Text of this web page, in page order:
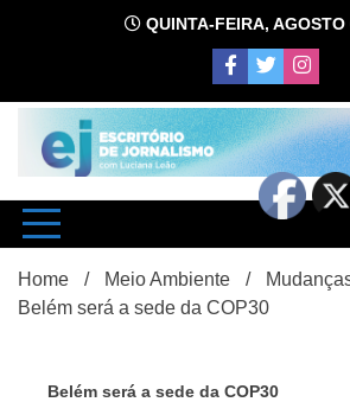
QUINTA-FEIRA,
com Luciana Leão
Home Meio Ambiente
Belém será a sede da COP30
Belém será a sede da COP30